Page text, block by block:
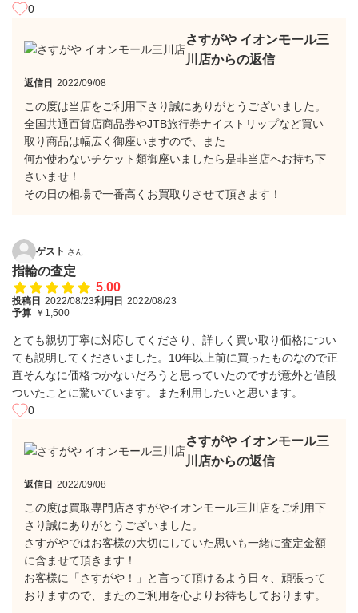
0
さすがや イオンモール三
川店からの返信
返信日 2022/09/08
この度は当店をご利用下さり誠にありがとうございました。
全国共通百貨店商品券やJTB旅行券ナイストリップなど買い
取り商品は幅広く御座いますので、また
何か使わないチケット類御座いましたら是非当店へお持ち下
さいませ！
その日の相場で一番高くお買取りさせて頂きます！
ゲスト さん
指輪の査定
5.00
投稿日 2022/08/23利用日 2022/08/23
予算 ￥1,500
とても親切丁寧に対応してくださり、詳しく買い取り価格につい
ても説明してくださいました。10年以上前に買ったものなので正
直そんなに価格つかないだろうと思っていたのですが意外と値段
ついたことに驚いています。また利用したいと思います。
0
さすがや イオンモール三
川店からの返信
返信日 2022/09/08
この度は買取専門店さすがやイオンモール三川店をご利用下
さり誠にありがとうございました。
さすがやではお客様の大切にしていた思いも一緒に査定金額
に含ませて頂きます！
お客様に「さすがや！」と言って頂けるよう日々、頑張って
おりますので、またのご利用を心よりお待ちしております。